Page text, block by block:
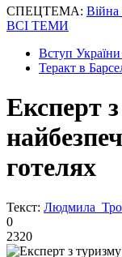
СПЕЦТЕМА: Війна
ВСІ ТЕМИ
Вступ
Теракт в
Експерт
готелях
Текст: Людмила
0
2320